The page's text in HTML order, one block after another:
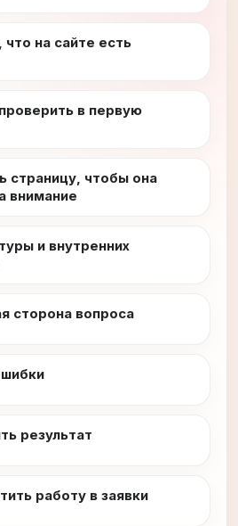
что на сайте есть
в первую
страницу, чтобы она
внимание
и внутренних
сторона вопроса
результат
работу в заявки